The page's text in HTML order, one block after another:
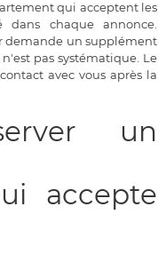
qui acceptent les
chaque annonce.
demande un supplément
pas systématique. Le
avec vous après la
un
accepte